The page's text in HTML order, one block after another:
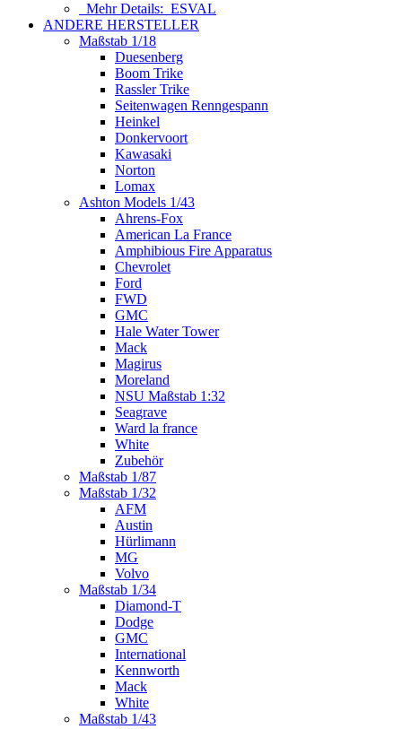
Mehr Details: ESVAL
ANDERE HERSTELLER
Maßstab 1/18
Duesenberg
Boom Trike
Rassler Trike
Seitenwagen Renngespann
Heinkel
Donkervoort
Kawasaki
Norton
Lomax
Ashton Models 1/43
Ahrens-Fox
American La France
Amphibious Fire Apparatus
Chevrolet
Ford
FWD
GMC
Hale Water Tower
Mack
Magirus
Moreland
NSU Maßstab 1:32
Seagrave
Ward la france
White
Zubehör
Maßstab 1/87
Maßstab 1/32
AFM
Austin
Hürlimann
MG
Volvo
Maßstab 1/34
Diamond-T
Dodge
GMC
International
Kennworth
Mack
White
Maßstab 1/43